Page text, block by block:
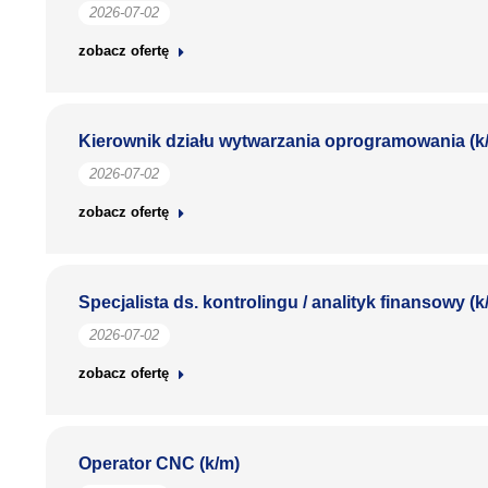
2026-07-02
zobacz ofertę
Kierownik działu wytwarzania oprogramowania
2026-07-02
zobacz ofertę
Specjalista ds. kontrolingu / analityk finansowy
2026-07-02
zobacz ofertę
Operator CNC (k/m)